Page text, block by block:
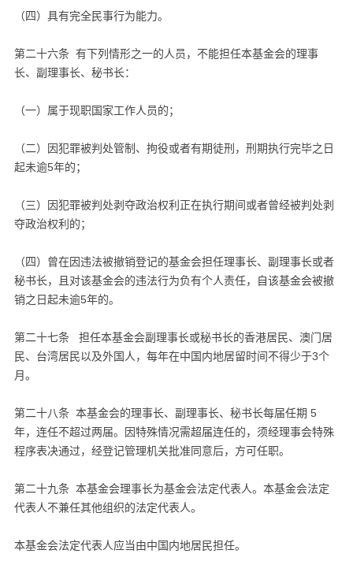
（四）具有完全民事行为能力。
第二十六条 有下列情形之一的人员，不能担任本基金会的理事
长、副理事长、秘书长：
（一）属于现职国家工作人员的；
（二）因犯罪被判处管制、拘役或者有期徒刑，刑期执行完毕之日
起未逾5年的；
（三）因犯罪被判处剥夺政治权利正在执行期间或者曾经被判处剥
夺政治权利的；
（四）曾在因违法被撤销登记的基金会担任理事长、副理事长或者
秘书长，且对该基金会的违法行为负有个人责任，自该基金会被撤
销之日起未逾5年的。
第二十七条 担任本基金会副理事长或秘书长的香港居民、澳门居
民、台湾居民以及外国人，每年在中国内地居留时间不得少于3个
月。
第二十八条 本基金会的理事长、副理事长、秘书长每届任期 5
年，连任不超过两届。因特殊情况需超届连任的，须经理事会特殊
程序表决通过，经登记管理机关批准同意后，方可任职。
第二十九条 本基金会理事长为基金会法定代表人。本基金会法定
代表人不兼任其他组织的法定代表人。
本基金会法定代表人应当由中国内地居民担任。